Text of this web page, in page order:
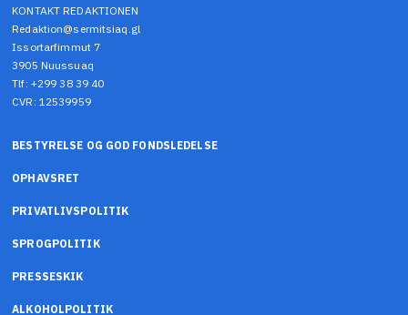
KONTAKT REDAKTIONEN
Redaktion@sermitsiaq.gl
Issortarfimmut 7
3905 Nuussuaq
Tlf: +299 38 39 40
CVR: 12539959
BESTYRELSE OG GOD FONDSLEDELSE
OPHAVSRET
PRIVATLIVSPOLITIK
SPROGPOLITIK
PRESSESKIK
ALKOHOLPOLITIK